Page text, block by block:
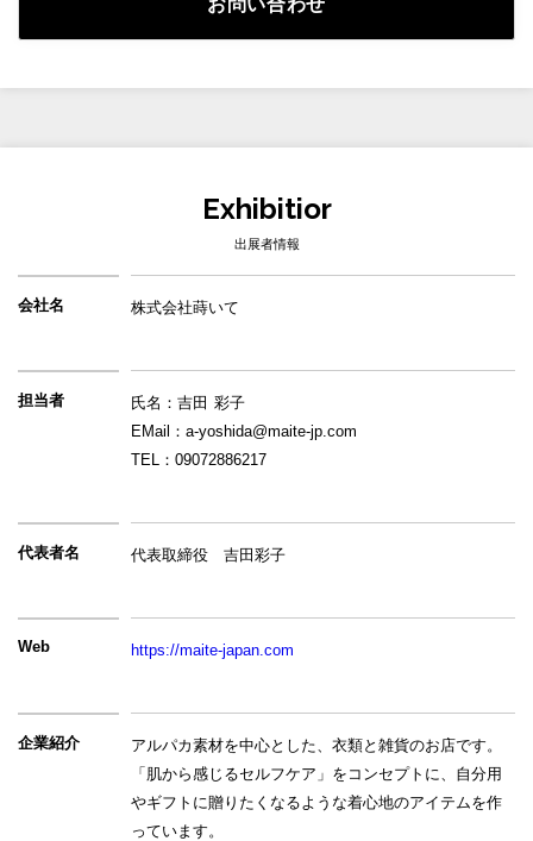
Exhibitior
出展者情報
会社名 株式会社蒔いて
担当者
氏名：吉田 彩子
EMail：a-yoshida@maite-jp.com
TEL：09072886217
代表者名 代表取締役　吉田彩子
Web https://maite-japan.com
企業紹介
アルパカ素材を中心とした、衣類と雑貨のお店です。
「肌から感じるセルフケア」をコンセプトに、自分用
やギフトに贈りたくなるような着心地のアイテムを作
っています。